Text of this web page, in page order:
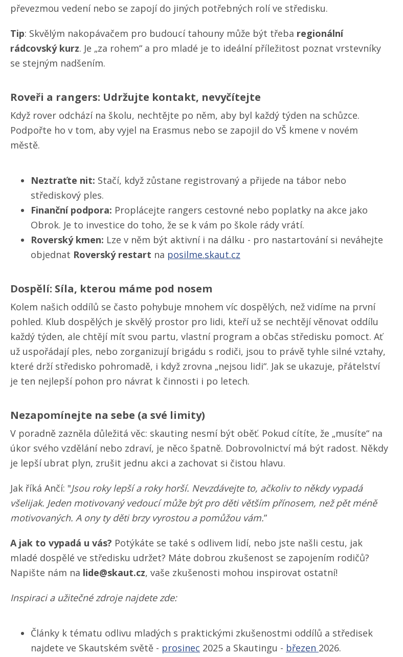
převezmou vedení nebo se zapojí do jiných potřebných rolí ve středisku.
Tip: Skvělým nakopávačem pro budoucí tahouny může být třeba regionální
rádcovský kurz. Je „za rohem“ a pro mladé je to ideální příležitost poznat vrstevníky
se stejným nadšením.
Roveři a rangers: Udržujte kontakt, nevyčítejte
Když rover odchází na školu, nechtějte po něm, aby byl každý týden na schůzce.
Podpořte ho v tom, aby vyjel na Erasmus nebo se zapojil do VŠ kmene v novém
městě.
Neztraťte nit: Stačí, když zůstane registrovaný a přijede na tábor nebo
střediskový ples.
Finanční podpora: Proplácejte rangers cestovné nebo poplatky na akce jako
Obrok. Je to investice do toho, že se k vám po škole rády vrátí.
Roverský kmen: Lze v něm být aktivní i na dálku - pro nastartování si neváhejte
objednat Roverský restart na posilme.skaut.cz
Dospělí: Síla, kterou máme pod nosem
Kolem našich oddílů se často pohybuje mnohem víc dospělých, než vidíme na první
pohled. Klub dospělých je skvělý prostor pro lidi, kteří už se nechtějí věnovat oddílu
každý týden, ale chtějí mít svou partu, vlastní program a občas středisku pomoct. Ať
už uspořádají ples, nebo zorganizují brigádu s rodiči, jsou to právě tyhle silné vztahy,
které drží středisko pohromadě, i když zrovna „nejsou lidi“. Jak se ukazuje, přátelství
je ten nejlepší pohon pro návrat k činnosti i po letech.
Nezapomínejte na sebe (a své limity)
V poradně zazněla důležitá věc: skauting nesmí být oběť. Pokud cítíte, že „musíte“ na
úkor svého vzdělání nebo zdraví, je něco špatně. Dobrovolnictví má být radost. Někdy
je lepší ubrat plyn, zrušit jednu akci a zachovat si čistou hlavu.
Jak říká Ančí: "Jsou roky lepší a roky horší. Nevzdávejte to, ačkoliv to někdy vypadá
všelijak. Jeden motivovaný vedoucí může být pro děti větším přínosem, než pět méně
motivovaných. A ony ty děti brzy vyrostou a pomůžou vám.”
A jak to vypadá u vás? Potýkáte se také s odlivem lidí, nebo jste našli cestu, jak
mladé dospělé ve středisku udržet? Máte dobrou zkušenost se zapojením rodičů?
Napište nám na lide@skaut.cz, vaše zkušenosti mohou inspirovat ostatní!
Inspiraci a užitečné zdroje najdete zde:
Články k tématu odlivu mladých s praktickými zkušenostmi oddílů a středisek
najdete ve Skautském světě - prosinec 2025 a Skautingu - březen 2026.